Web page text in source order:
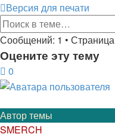
Версия для печати
Сообщений: 1 • Страница
Оцените эту тему
0
Автор темы
SMERCH